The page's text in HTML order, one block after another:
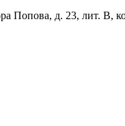
Попова, д. 23, лит.